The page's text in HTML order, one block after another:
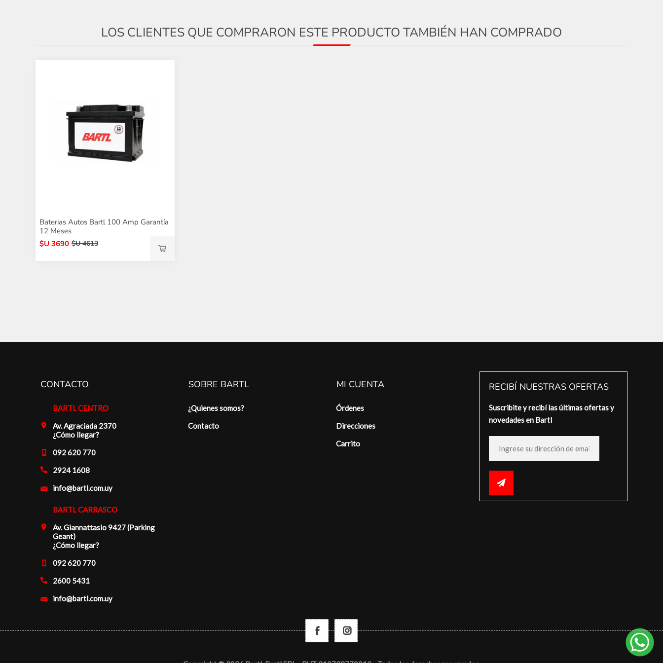
LOS CLIENTES QUE COMPRARON ESTE PRODUCTO TAMBIÉN HAN COMPRADO
Baterias Autos Bartl 100 Amp Garantía
12 Meses
$U 3690 $U 4613
CONTACTO
BARTL CENTRO
Av. Agraciada 2370
¿Cómo llegar?
092 620 770
2924 1608
info@bartl.com.uy
BARTL CARRASCO
Av. Giannattasio 9427 (Parking
Geant)
¿Cómo llegar?
092 620 770
2600 5431
info@bartl.com.uy
SOBRE BARTL
¿Quienes somos?
Contacto
MI CUENTA
Órdenes
Direcciones
Carrito
RECIBÍ NUESTRAS OFERTAS
Suscribite y recibí las últimas ofertas y
novedades en Bartl